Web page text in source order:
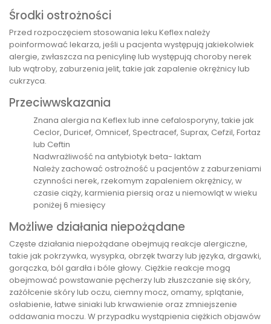
Środki ostrożności
Przed rozpoczęciem stosowania leku Keflex należy
poinformować lekarza, jeśli u pacjenta występują jakiekolwiek
alergie, zwłaszcza na penicylinę lub występują choroby nerek
lub wątroby, zaburzenia jelit, takie jak zapalenie okrężnicy lub
cukrzyca.
Przeciwwskazania
Znana alergia na Keflex lub inne cefalosporyny, takie jak
Ceclor, Duricef, Omnicef, Spectracef, Suprax, Cefzil, Fortaz
lub Ceftin
Nadwrażliwość na antybiotyk beta- laktam
Należy zachować ostrożność u pacjentów z zaburzeniami
czynności nerek, rzekomym zapaleniem okrężnicy, w
czasie ciąży, karmienia piersią oraz u niemowląt w wieku
poniżej 6 miesięcy
Możliwe działania niepożądane
Częste działania niepożądane obejmują reakcje alergiczne,
takie jak pokrzywka, wysypka, obrzęk twarzy lub języka, drgawki,
gorączka, ból gardła i bóle głowy. Ciężkie reakcje mogą
obejmować powstawanie pęcherzy lub złuszczanie się skóry,
zażółcenie skóry lub oczu, ciemny mocz, omamy, splątanie,
osłabienie, łatwe siniaki lub krwawienie oraz zmniejszenie
oddawania moczu. W przypadku wystąpienia ciężkich objawów